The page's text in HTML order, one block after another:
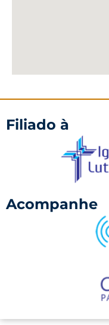
Filiado à
Acompanhe